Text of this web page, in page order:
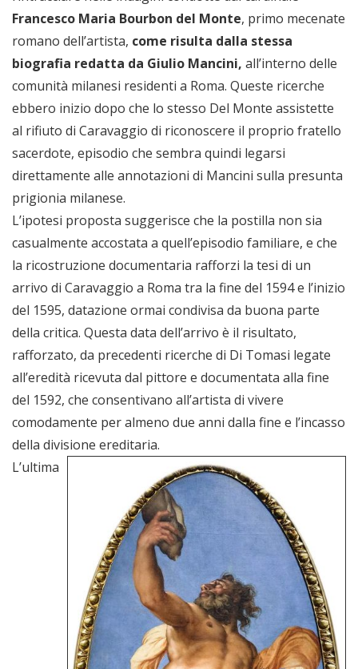
Francesco Maria Bourbon del Monte, primo mecenate
romano dell’artista, come risulta dalla stessa
biografia redatta da Giulio Mancini, all’interno delle
comunità milanesi residenti a Roma. Queste ricerche
ebbero inizio dopo che lo stesso Del Monte assistette
al rifiuto di Caravaggio di riconoscere il proprio fratello
sacerdote, episodio che sembra quindi legarsi
direttamente alle annotazioni di Mancini sulla presunta
prigionia milanese.
L’ipotesi proposta suggerisce che la postilla non sia
casualmente accostata a quell’episodio familiare, e che
la ricostruzione documentaria rafforzi la tesi di un
arrivo di Caravaggio a Roma tra la fine del 1594 e l’inizio
del 1595, datazione ormai condivisa da buona parte
della critica. Questa data dell’arrivo è il risultato,
rafforzato, da precedenti ricerche di Di Tomasi legate
all’eredità ricevuta dal pittore e documentata alla fine
del 1592, che consentivano all’artista di vivere
comodamente per almeno due anni dalla fine e l’incasso
della divisione ereditaria.
L’ultima